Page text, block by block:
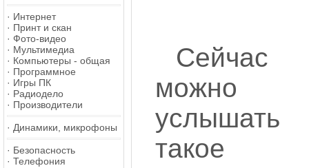
· Интернет
· Принт и скан
· Фото-видео
· Мультимедиа
· Компьютеры - общая
· Программное
· Игры ПК
· Радиодело
· Производители
· Динамики, микрофоны
· Безопасность
· Телефония
Сейчас
можно
услышать
такое